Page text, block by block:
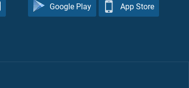
Google Play App Store